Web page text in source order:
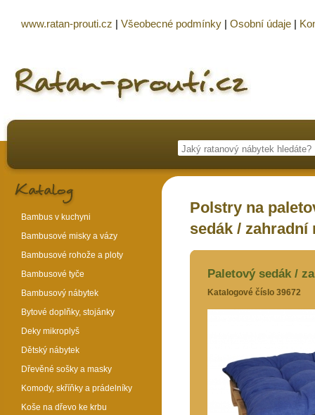
Polstry na
sedák /
Paletový sedák /
Katalogové číslo 39672
Bambus v kuchyni
Bambusové misky a vázy
Bambusové rohože a ploty
Bambusové tyče
Bambusový nábytek
Bytové doplňky, stojánky
Deky mikroplyš
Dětský nábytek
Dřevěné sošky a masky
Komody, skříňky a prádelníky
Koše na dřevo ke krbu
www.ratan-prouti.cz | Všeobecné podmínky | Osobní údaje |